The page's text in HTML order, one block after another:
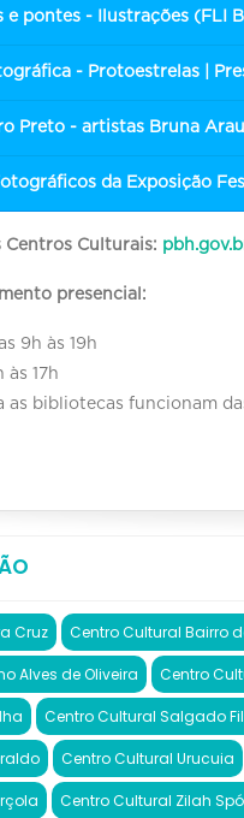
e pontes - Ilustrações (FLI
- Protoestrelas |
Preto - artistas Bruna
da Exposição
Centros Culturais:
presencial:
9h às 19h
às 17h
as bibliotecas funcionam
Cruz Centro Cultural Bairro
Alves de Oliveira Centro
Centro Cultural Salgado
Centro Cultural Urucuia
Centro Cultural Zilah